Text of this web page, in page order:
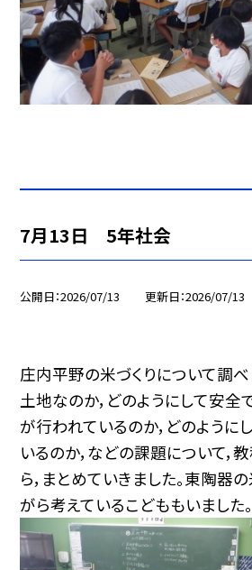
7月13日 5年社会
公開日 2026/07/13 更新日 2026/07/13
庄内平野の米づくりについて調べ
土地なのか，どのようにして安全
が行われているのか，どのように
いるのか，などの課題について，
ら，まとめていきました。東陶器
がら考えているこどももいました。